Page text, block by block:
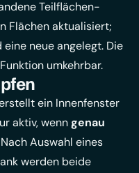
Teilflächen-
Flächen aktualisiert;
neue angelegt. Die
umkehrbar.
ein Innenfenster
aktiv, wenngenau
Auswahl eines
werden beide